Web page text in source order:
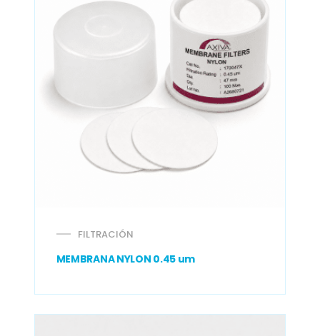
FILTRACIÓN
MEMBRANA NYLON 0.45 um